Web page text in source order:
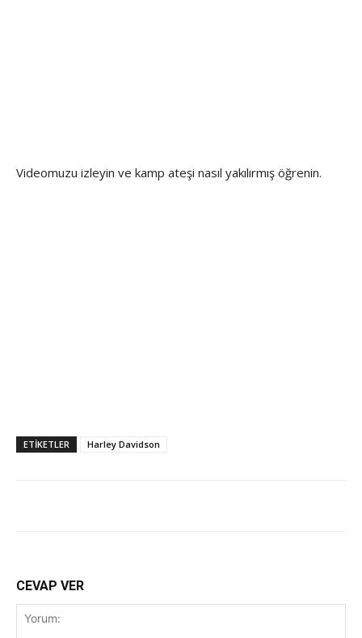
Videomuzu izleyin ve kamp ateşi nasıl yakılırmış öğrenin.
ETİKETLER Harley Davidson
CEVAP VER